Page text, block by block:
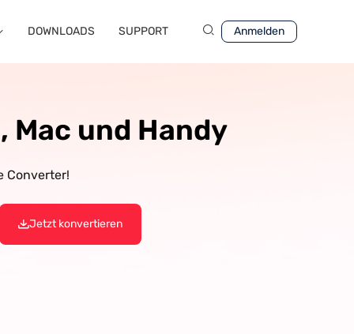
DOWNLOADS SUPPORT Anmelden
Mac und Handy
Converter!
Jetzt konvertieren